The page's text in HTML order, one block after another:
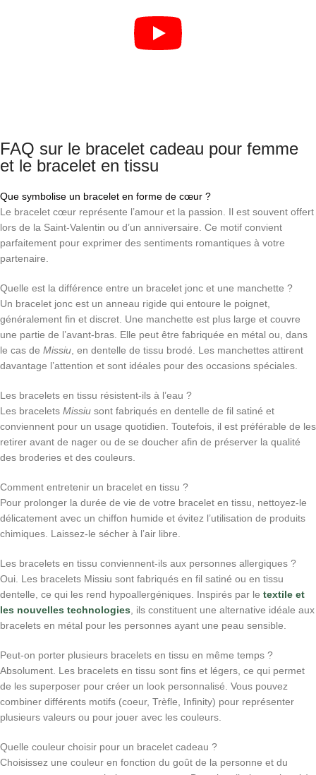
FAQ sur le bracelet cadeau pour femme
et le bracelet en tissu
Que symbolise un bracelet en forme de cœur ?
Le bracelet cœur représente l’amour et la passion. Il est souvent offert
lors de la Saint‑Valentin ou d’un anniversaire. Ce motif convient
parfaitement pour exprimer des sentiments romantiques à votre
partenaire.
Quelle est la différence entre un bracelet jonc et une manchette ?
Un bracelet jonc est un anneau rigide qui entoure le poignet,
généralement fin et discret. Une manchette est plus large et couvre
une partie de l’avant‑bras. Elle peut être fabriquée en métal ou, dans
le cas de Missiu , en dentelle de tissu brodé. Les manchettes attirent
davantage l’attention et sont idéales pour des occasions spéciales.
Les bracelets en tissu résistent-ils à l’eau ?
Les bracelets Missiu sont fabriqués en dentelle de fil satiné et
conviennent pour un usage quotidien. Toutefois, il est préférable de les
retirer avant de nager ou de se doucher afin de préserver la qualité
des broderies et des couleurs.
Comment entretenir un bracelet en tissu ?
Pour prolonger la durée de vie de votre bracelet en tissu, nettoyez-le
délicatement avec un chiffon humide et évitez l’utilisation de produits
chimiques. Laissez-le sécher à l’air libre.
Les bracelets en tissu conviennent-ils aux personnes allergiques ?
Oui. Les bracelets Missiu sont fabriqués en fil satiné ou en tissu
dentelle, ce qui les rend hypoallergéniques. Inspirés par le textile et
les nouvelles technologies , ils constituent une alternative idéale aux
bracelets en métal pour les personnes ayant une peau sensible.
Peut-on porter plusieurs bracelets en tissu en même temps ?
Absolument. Les bracelets en tissu sont fins et légers, ce qui permet
de les superposer pour créer un look personnalisé. Vous pouvez
combiner différents motifs (coeur, Trèfle, Infinity) pour représenter
plusieurs valeurs ou pour jouer avec les couleurs.
Quelle couleur choisir pour un bracelet cadeau ?
Choisissez une couleur en fonction du goût de la personne et du